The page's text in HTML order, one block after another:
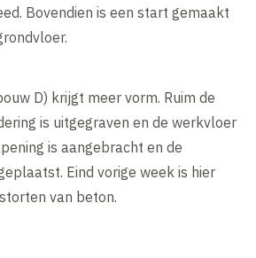
Bovendien is een start gemaakt
D) krijgt meer vorm. Ruim de
is uitgegraven en de werkvloer
is aangebracht en de
Eind vorige week is hier
van beton.